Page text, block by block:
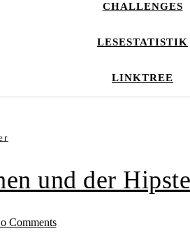
CHALLENGES
LESESTATISTIK
LINKTREE
und der
Comments